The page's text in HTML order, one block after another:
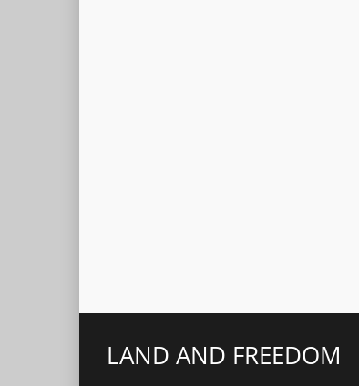
LAND AND FREEDOM